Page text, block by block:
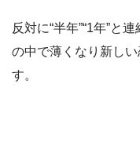
反対に“半年”“1年”と
の中で薄くなり新し
す。